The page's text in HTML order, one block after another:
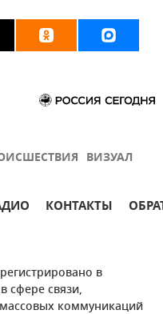
ВИЗУАЛ
КОНТАКТЫ
в
сфере связи,
коммуникаций